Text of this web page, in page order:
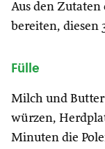
Aus den
bereiten, diesen
Fülle
Milch und
würzen,
Minuten die